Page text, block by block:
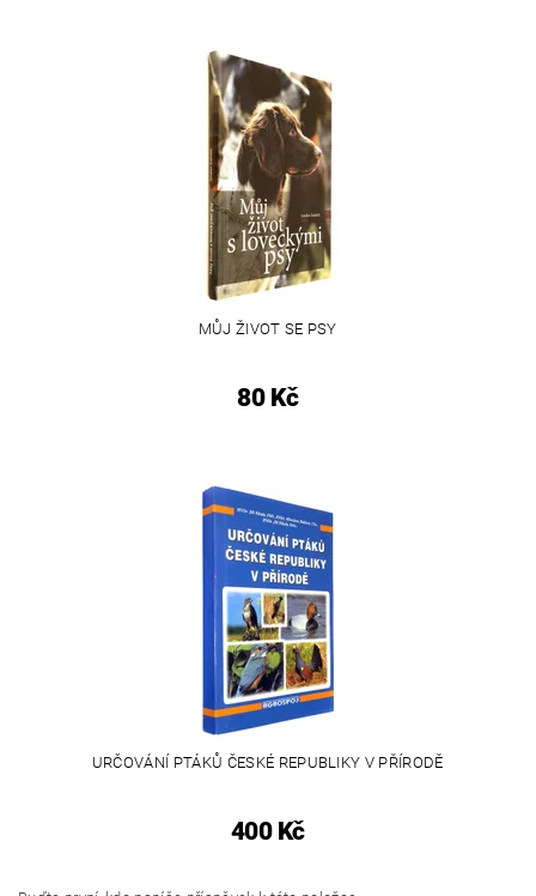
MŮJ ŽIVOT SE PSY
80 Kč
URČOVÁNÍ PTÁKŮ ČESKÉ REPUBLIKY V PŘÍRODĚ
400 Kč